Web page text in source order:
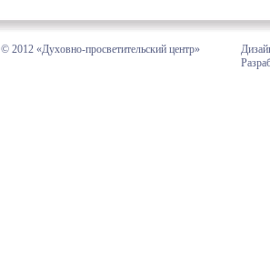
© 2012 «Духовно-просветительский центр»